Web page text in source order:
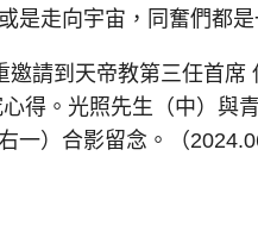
是走向宇宙，同奮們都
請到天帝教第三任首
得。光照先生（中）與
一）合影留念。（